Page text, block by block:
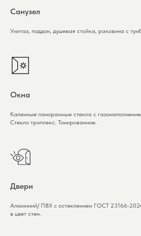
Санузел
Унитаз, поддон, душевая стойка, раковина с
Окна
Каленные панорамные стекла с
Стекло триплекс. Тонированние.
Двери
Алюминий/ ПВХ с остеклением ГОСТ 23166-
в цвет стен.